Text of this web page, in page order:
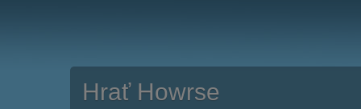
Hrať Howrse